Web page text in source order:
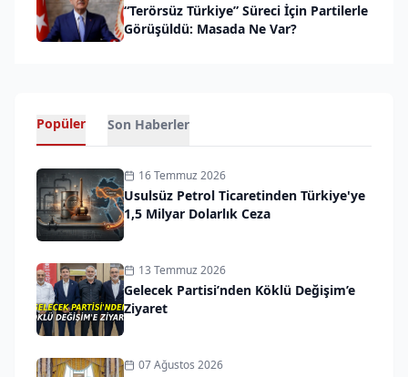
“Terörsüz Türkiye” Süreci İçin Partilerle
Görüşüldü: Masada Ne Var?
Popüler Son Haberler
16 Temmuz 2026
Usulsüz Petrol Ticaretinden Türkiye'ye
1,5 Milyar Dolarlık Ceza
13 Temmuz 2026
Gelecek Partisi’nden Köklü Değişim’e
Ziyaret
07 Ağustos 2026